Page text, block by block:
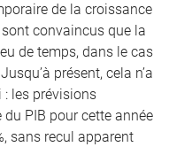
de la croissance
sont convaincus que la
de temps, dans le cas
présent, cela n’a
: les prévisions
PIB pour cette année
sans recul apparent